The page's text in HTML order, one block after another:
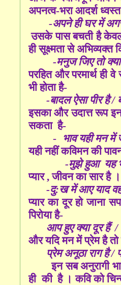
अपनत्व-भरा आदर्श
-अपने ही घर में
उसके पास बचती है
ही सूक्ष्मता से अभिव्यक्त
-मनुज जिए तो
परहित और परमार्थ ही
भी होता है-
-बादल ऐसा पीर है /
इसका और उदात्त रूप
सकता है-
- भाव यही मन
यही नहीं कविमन की
-मुझे हुआ यह
प्यार , जीवन का सार है
-दु:ख में आए याद वह /
प्यार का दूर हो जाना
पिरोया है-
आप हुए क्या दूर हैं /
और यदि मन में प्रेम है तो
प्रेम अनूठा राग है /
इन सब अनुरागी
ही की है । कवि को